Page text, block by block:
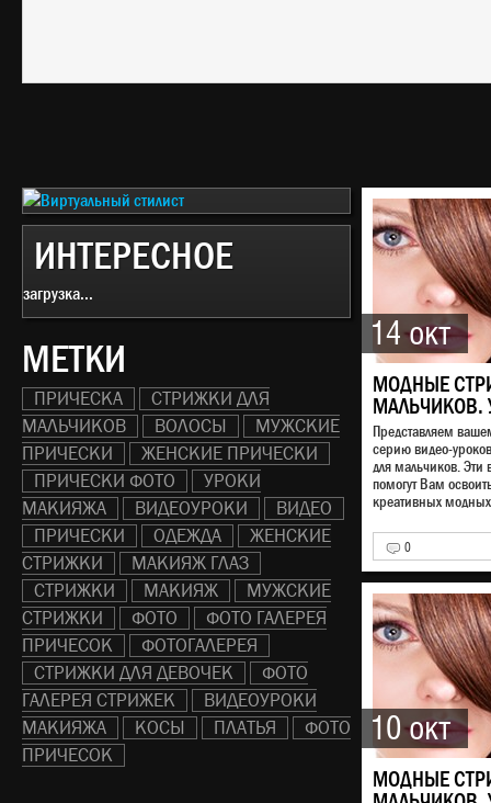
ИНТЕРЕСНОЕ
загрузка...
МЕТКИ
ПРИЧЕСКА
СТРИЖКИ ДЛЯ
МАЛЬЧИКОВ
ВОЛОСЫ
МУЖСКИЕ
ПРИЧЕСКИ
ЖЕНСКИЕ ПРИЧЕСКИ
ПРИЧЕСКИ ФОТО
УРОКИ
МАКИЯЖА
ВИДЕОУРОКИ
ВИДЕО
ПРИЧЕСКИ
ОДЕЖДА
ЖЕНСКИЕ
СТРИЖКИ
МАКИЯЖ ГЛАЗ
СТРИЖКИ
МАКИЯЖ
МУЖСКИЕ
СТРИЖКИ
ФОТО
ФОТО ГАЛЕРЕЯ
ПРИЧЕСОК
ФОТОГАЛЕРЕЯ
СТРИЖКИ ДЛЯ ДЕВОЧЕК
ФОТО
ГАЛЕРЕЯ СТРИЖЕК
ВИДЕОУРОКИ
МАКИЯЖА
КОСЫ ПЛАТЬЯ
ФОТО
ПРИЧЕСОК
14 окт
МОДНЫЕ
МАЛЬЧИКОВ.
Представляем
серию видео-
для мальчиков. Эти
помогут Вам
креативных
0
10 окт
МОДНЫЕ